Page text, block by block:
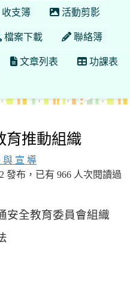
收支簿 活動剪影
檔案下載 聯絡簿
文章列表 功課表
育推動組織
與 宣 導
發布，已有 966 人次閱讀過
安全教育委員會組織